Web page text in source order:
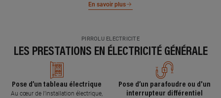
En savoir plus
PIRROLU ELECTRICITE
LES PRESTATIONS EN ÉLECTRICITÉ GÉNÉRALE
Pose d’un tableau électrique
Au cœur de l’installation électrique,
Pose d’un parafoudre ou d'un
interrupteur différentiel